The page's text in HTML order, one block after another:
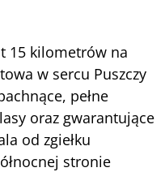
15 kilometrów na
w sercu Puszczy
pełne
oraz gwarantujące
od zgiełku
stronie